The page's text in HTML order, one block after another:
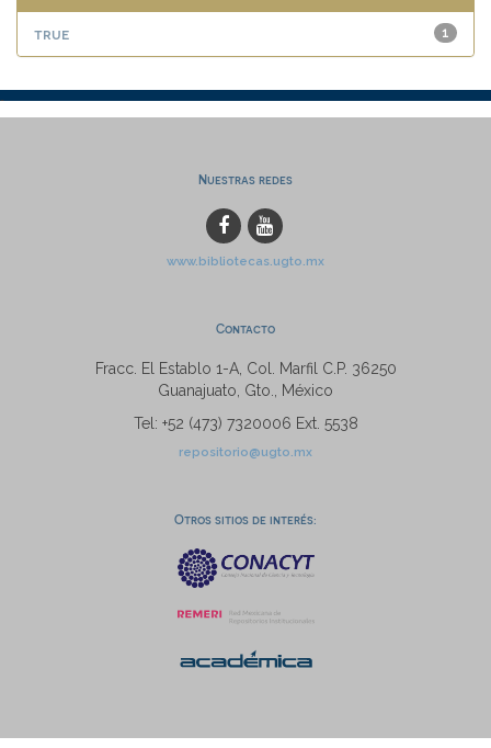
1
true
Nuestras redes
www.bibliotecas.ugto.mx
Contacto
Fracc. El Establo 1-A, Col. Marfil C.P. 36250
Guanajuato, Gto., México
Tel: +52 (473) 7320006 Ext. 5538
repositorio@ugto.mx
Otros sitios de interés: